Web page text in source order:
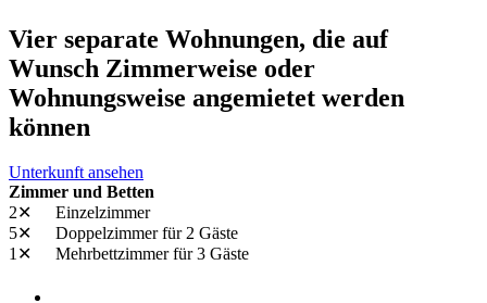
Vier separate Wohnungen, die auf
Wunsch Zimmerweise oder
Wohnungsweise angemietet werden
können
Unterkunft ansehen
Zimmer und Betten
2✕
Einzelzimmer
5✕
Doppelzimmerfür 2 Gäste
1✕
Mehrbettzimmerfür 3 Gäste